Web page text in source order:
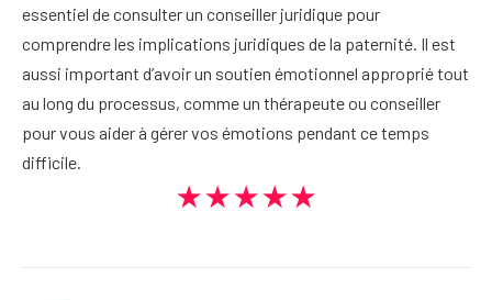
essentiel de consulter un conseiller juridique pour
comprendre les implications juridiques de la paternité. Il est
aussi important d’avoir un soutien émotionnel approprié tout
au long du processus, comme un thérapeute ou conseiller
pour vous aider à gérer vos émotions pendant ce temps
difficile.
★★★★★